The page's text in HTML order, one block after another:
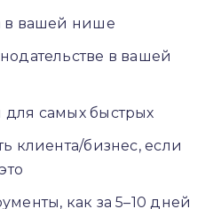
в вашей нише
в вашей
самых быстрых
клиента/бизнес, если
как за 5–10 дней